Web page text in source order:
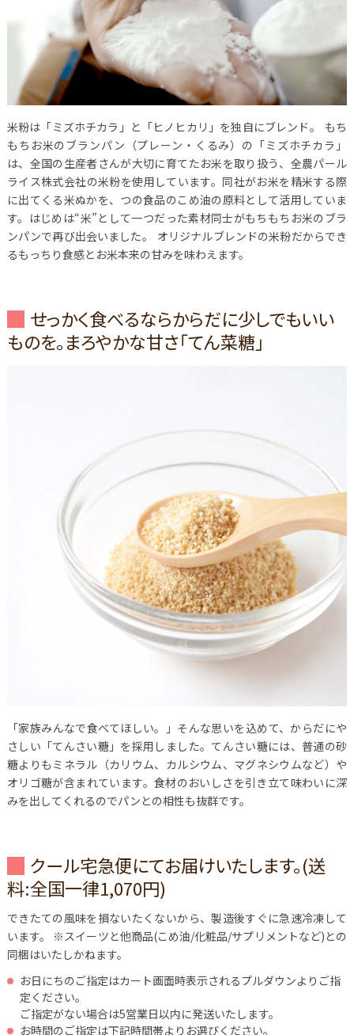
米粉は「ミズホチカラ」と「ヒノヒカリ」を独自にブレンド。
もち
もちお米のブランパン（プレーン・くるみ）の「ミズホチカラ」
は、全国の生産者さんが大切に育てたお米を取り扱う、全農パール
ライス株式会社の米粉を使用しています。 同社がお米を精米する際
に出てくる米ぬかを、つの食品のこめ油の原料として活用していま
す。 はじめは“米”として一つだった素材同士がもちもちお米のブラ
ンパンで再び出会いました。 オリジナルブレンドの米粉だからでき
るもっちり食感とお米本来の甘みを味わえます。
せっかく食べるならからだに少しでもいい
ものを。まろやかな甘さ「てん菜糖」
「家族みんなで食べてほしい。」そんな思いを込めて、からだにや
さしい「てんさい糖」を採用しました。てんさい糖には、普通の砂
糖よりもミネラル（カリウム、カルシウム、マグネシウムなど）や
オリゴ糖が含まれています。食材のおいしさを引き立て味わいに深
みを出してくれるのでパンとの相性も抜群です。
クール宅急便にてお届けいたします。(送
料:全国一律1,070円)
できたての風味を損ないたくないから、製造後すぐに急速冷凍して
います。
※スイーツと他商品(こめ油/化粧品/サプリメントなど)との
同梱はいたしかねます。
お日にちのご指定はカート画面時表示されるプルダウンよりご指
定ください。
ご指定がない場合は5営業日以内に発送いたします。
お時間のご指定は下記時間帯よりお選びください。